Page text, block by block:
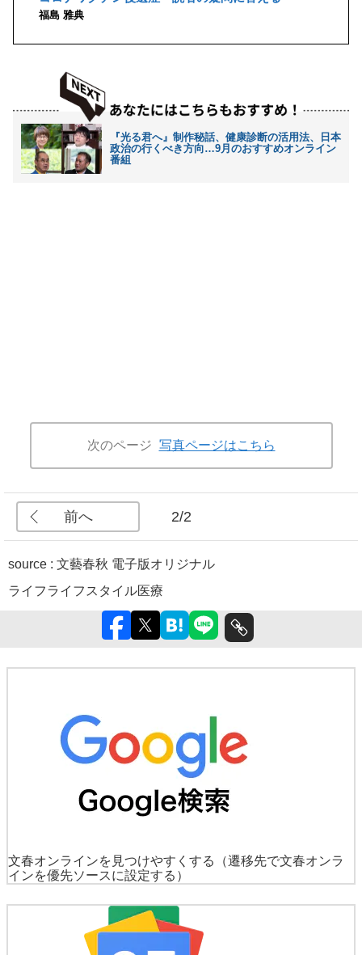
福島 雅典
『光る君へ』制作秘話、健康診断の活用法、日本
政治の行くべき方向…9月のおすすめオンライン
番組
次のページ 写真ページはこちら
前へ 2/2
source : 文藝春秋 電子版オリジナル
ライフライフスタイル医療
文春オンラインを見つけやすくする
（遷移先で文春オンラ
インを優先ソースに設定する）